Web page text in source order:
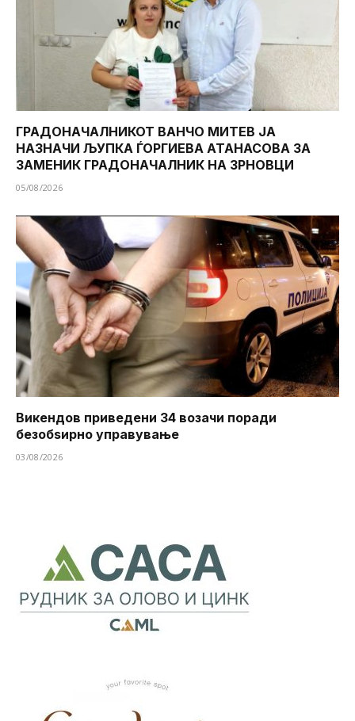
ГРАДОНАЧАЛНИКОТ ВАНЧО МИТЕВ ЈА
НАЗНАЧИ ЉУПКА ЃОРГИЕВА АТАНАСОВА ЗА
ЗАМЕНИК ГРАДОНАЧАЛНИК НА ЗРНОВЦИ
05/08/2026
Викендов приведени 34 возачи поради
безобѕирно управување
03/08/2026